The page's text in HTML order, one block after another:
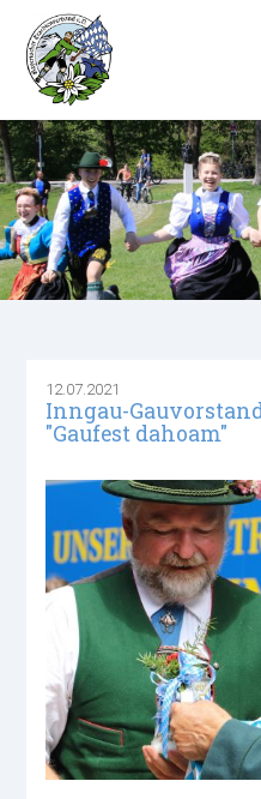
Suchbegriffe
12.07.2021
Inngau-
"Gaufest dahoam"